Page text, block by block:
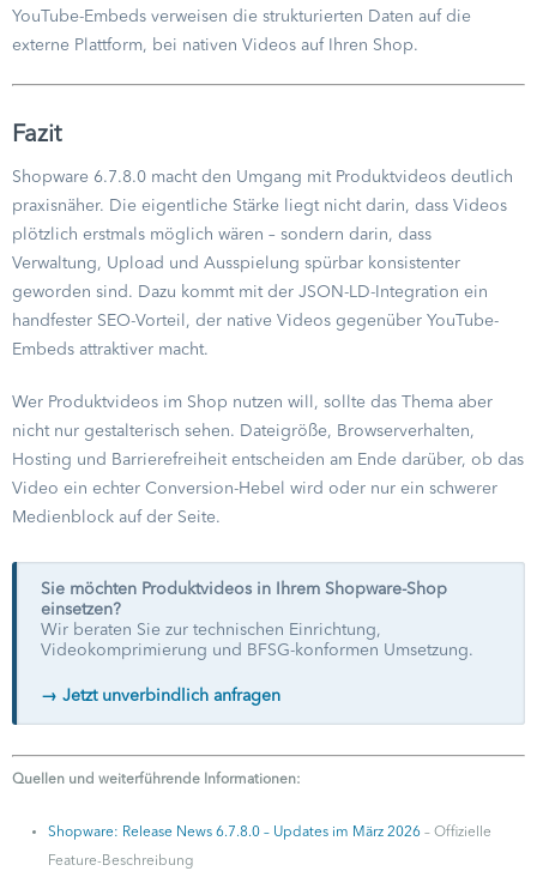
YouTube-Embeds verweisen die strukturierten Daten auf die
externe Plattform, bei nativen Videos auf Ihren Shop.
Fazit
Shopware 6.7.8.0 macht den Umgang mit Produktvideos deutlich
praxisnäher. Die eigentliche Stärke liegt nicht darin, dass Videos
plötzlich erstmals möglich wären – sondern darin, dass
Verwaltung, Upload und Ausspielung spürbar konsistenter
geworden sind. Dazu kommt mit der JSON-LD-Integration ein
handfester SEO-Vorteil, der native Videos gegenüber YouTube-
Embeds attraktiver macht.
Wer Produktvideos im Shop nutzen will, sollte das Thema aber
nicht nur gestalterisch sehen. Dateigröße, Browserverhalten,
Hosting und Barrierefreiheit entscheiden am Ende darüber, ob das
Video ein echter Conversion-Hebel wird oder nur ein schwerer
Medienblock auf der Seite.
Sie möchten Produktvideos in Ihrem Shopware-Shop
einsetzen?
Wir beraten Sie zur technischen Einrichtung,
Videokomprimierung und BFSG-konformen Umsetzung.
→ Jetzt unverbindlich anfragen
Quellen und weiterführende Informationen:
Shopware: Release News 6.7.8.0 – Updates im März 2026 – Offizielle
Feature-Beschreibung